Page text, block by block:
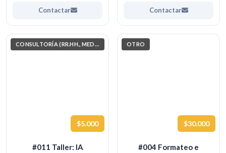
Contactar Contactar
CONSULTORÍA (RR.HH., MEDIO AMBIENTE, INVESTIGACIÓN)
$5.000
#011 Taller: IA
OTRO
$30.000
#004 Formateo e